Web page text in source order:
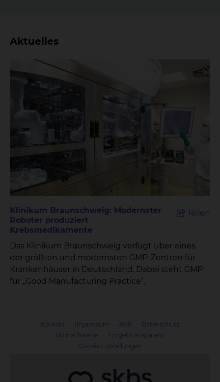
Aktuelles
Klinikum Braunschweig: Modernster
Roboter produziert
Krebsmedikamente
Teilen
Das Klinikum Braunschweig verfügt über eines
der größten und modernsten GMP-Zentren für
Krankenhäuser in Deutschland. Dabei steht GMP
für „Good Manufacturing Practice“.
Kontakt Impressum AVB
Datenschutz
Bildnachweise
Entgelttransparenz
Cookie Einstellungen